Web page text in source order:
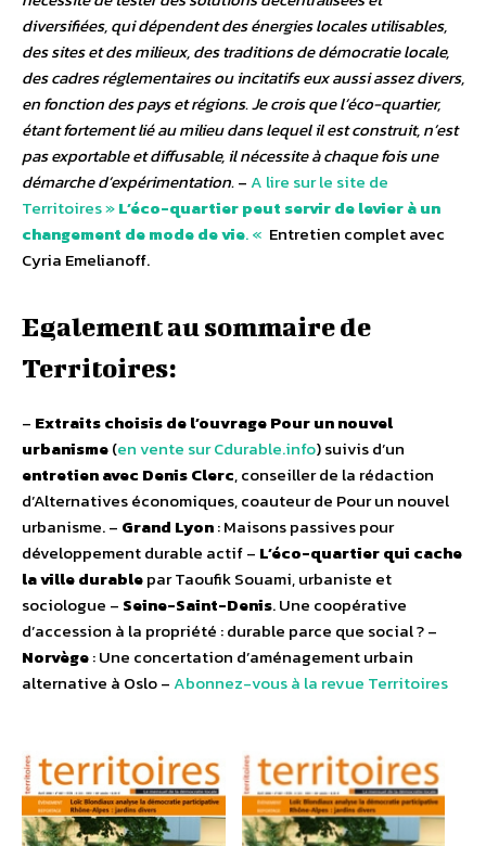
diversifiées, qui dépendent des énergies locales utilisables,
des sites et des milieux, des traditions de démocratie locale,
des cadres réglementaires ou incitatifs eux aussi assez divers,
en fonction des pays et régions. Je crois que l’éco-quartier,
étant fortement lié au milieu dans lequel il est construit, n’est
pas exportable et diffusable, il nécessite à chaque fois une
démarche d’expérimentation.–A lire sur le site de
Territoires »L’éco-quartier peut servir de levier à un
changement de mode de vie. « Entretien complet avec
Cyria Emelianoff.
Egalement au sommaire de
Territoires:
– Extraits choisis de l’ouvrage Pour un nouvel
urbanisme(en vente sur Cdurable.info) suivis d’un
entretien avec Denis Clerc, conseiller de la rédaction
d’Alternatives économiques, coauteur de Pour un nouvel
urbanisme. – Grand Lyon: Maisons passives pour
développement durable actif – L’éco-quartier qui cache
la ville durablepar Taoufik Souami, urbaniste et
sociologue – Seine-Saint-Denis. Une coopérative
d’accession à la propriété : durable parce que social ? –
Norvège: Une concertation d’aménagement urbain
alternative à Oslo –Abonnez-vous à la revue Territoires